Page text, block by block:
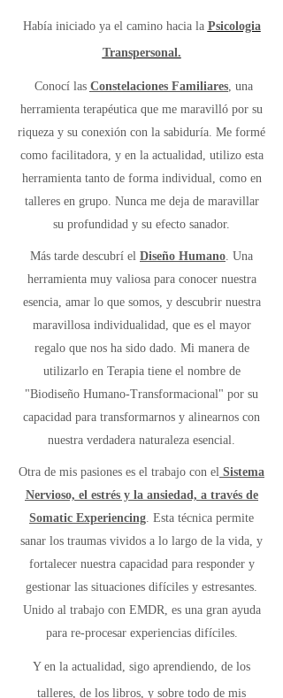
Había iniciado ya el camino hacia la Psicologia
Transpersonal.
Conocí las Constelaciones Familiares, una
herramienta terapéutica que me maravilló por su
riqueza y su conexión con la sabiduría. Me formé
como facilitadora, y en la actualidad, utilizo esta
herramienta tanto de forma individual, como en
talleres en grupo. Nunca me deja de maravillar
su profundidad y su efecto sanador.
Más tarde descubrí el Diseño Humano. Una
herramienta muy valiosa para conocer nuestra
esencia, amar lo que somos, y descubrir nuestra
maravillosa individualidad, que es el mayor
regalo que nos ha sido dado. Mi manera de
utilizarlo en Terapia tiene el nombre de
"Biodiseño Humano-Transformacional" por su
capacidad para transformarnos y alinearnos con
nuestra verdadera naturaleza esencial.
Otra de mis pasiones es el trabajo con el Sistema
Nervioso, el estrés y la ansiedad, a través de
Somatic Experiencing. Esta técnica permite
sanar los traumas vividos a lo largo de la vida, y
fortalecer nuestra capacidad para responder y
gestionar las situaciones difíciles y estresantes.
Unido al trabajo con EMDR, es una gran ayuda
para re-procesar experiencias difíciles.
Y en la actualidad, sigo aprendiendo, de los
talleres, de los libros, y sobre todo de mis